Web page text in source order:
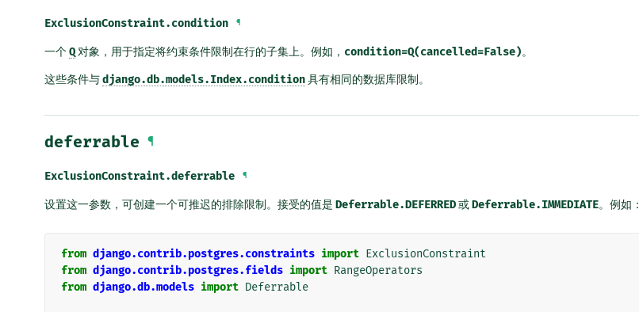
ExclusionConstraint.condition ¶
一个Q对象，用于指定将约束条件限制在行的子集上。例如， condition=Q(cancelled=False)。
这些条件与django.db.models.Index.condition具有相同的数据库限制。
deferrable ¶
ExclusionConstraint.deferrable ¶
设置这一参数，可创建一个可推迟的排除限制。接受的值是 Deferrable.DEFERRED或Deferrable.IMMEDIATE。例如：
from django.contrib.postgres.constraints import ExclusionConstraint
from django.contrib.postgres.fields import RangeOperators
from django.db.models import Deferrable